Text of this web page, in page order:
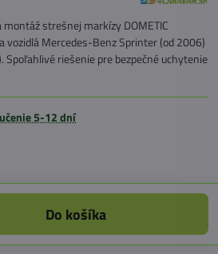
strešnej markízy DOMETIC
vozidlá Mercedes-Benz Sprinter (od 2006)
riešenie pre bezpečné uchytenie
5-12 dní
Do košíka